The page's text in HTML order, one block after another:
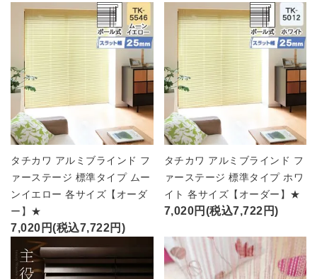
タチカワ アルミブラインド フ
ァーステージ 標準タイプ ムー
ンイエロー 各サイズ【オーダ
ー】★
7,020円(税込7,722円)
タチカワ アルミブラインド フ
ァーステージ 標準タイプ ホワ
イト 各サイズ【オーダー】★
7,020円(税込7,722円)